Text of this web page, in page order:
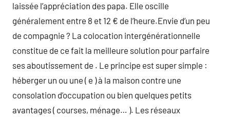
laissée l’appréciation des papa. Elle oscille
généralement entre 8 et 12 € de l’heure.Envie d’un peu
de compagnie ? La colocation intergénérationnelle
constitue de ce fait la meilleure solution pour parfaire
ses aboutissement de . Le principe est super simple :
héberger un ou une ( e ) à la maison contre une
consolation d’occupation ou bien quelques petits
avantages ( courses, ménage… ). Les réseaux